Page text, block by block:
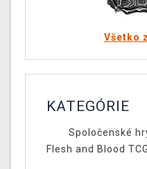
Všetko
KATEGÓRIE
Spoločenské
Flesh and Blood TCG